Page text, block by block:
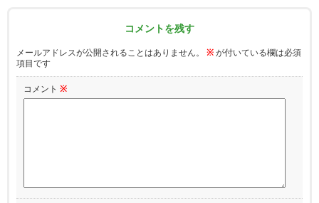
コメントを残す
メールアドレスが公開されることはありません。 ※ が付いている欄は必須
項目です
コメント ※